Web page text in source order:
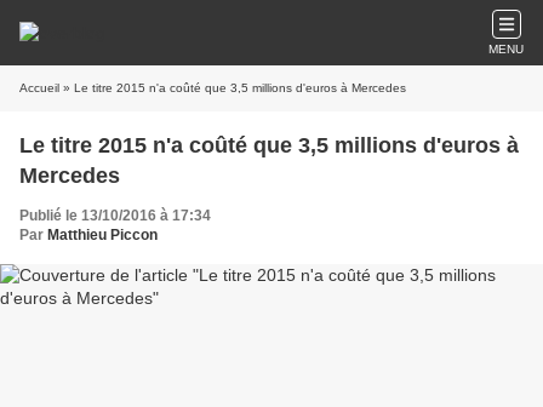
MENU
Accueil » Le titre 2015 n'a coûté que 3,5 millions d'euros à Mercedes
Le titre 2015 n'a coûté que 3,5 millions d'euros à
Mercedes
Publié le 13/10/2016 à 17:34
Par Matthieu Piccon